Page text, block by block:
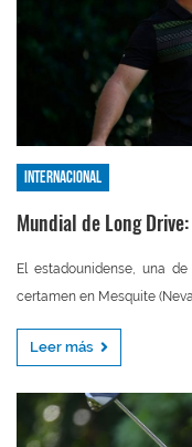
Internacional
Mundial de Long
El estadounidense, una
certamen en Mesquite
Leer más